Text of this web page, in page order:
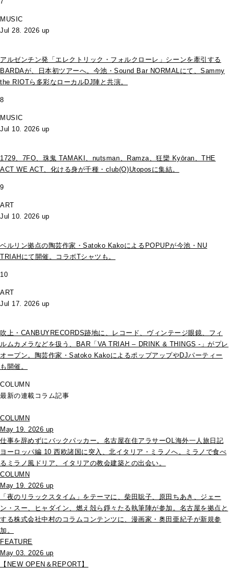
MUSIC
Jul 28. 2026 up
アルゼンチン発「エレクトリック・フォルクローレ」シーンを牽引する
BARDAが、日本初ツアーへ。今池・Sound Bar NORMALにて、Sammy
the RIOTら多彩なローカルDJ陣と共演。
8
MUSIC
Jul 10. 2026 up
1729、7FO、珠鬼 TAMAKI、nutsman、Ramza、狂欒 Kyōran、THE
ACT WE ACT、化ける身が千種・club(O)Utoposに集結。
9
ART
Jul 10. 2026 up
ベルリン拠点の陶芸作家・Satoko KakoによるPOPUPが今池・NU
TRIAHにて開催。コラボTシャツも。
10
ART
Jul 17. 2026 up
吹上・CANBUYRECORDS跡地に、レコード、ヴィンテージ眼鏡、フィ
ルムカメラなどを扱う、BAR「VA TRIAH – DRINK & THINGS -」がプレ
オープン。陶芸作家・Satoko KakoによるポップアップやDJパーティー
も開催。
COLUMN
最新の連載コラム記事
COLUMN
May 19. 2026 up
仕事を辞めずにバックパッカー。名古屋在住アラサーOL海外一人旅日記
ヨーロッパ編 10 西欧諸国に突入、北イタリア・ミラノへ。ミラノで食べ
るミラノ風ドリア、イタリアの教会建築との出会い。
COLUMN
May 19. 2026 up
「夜のリラックスタイム」をテーマに、柴田聡子、原田ちあき、ジェー
ン・スー、ヒャダイン、燃え殻ら錚々たる執筆陣が参加。名古屋を拠点と
する株式会社中村のコラムコンテンツに、漫画家・奥田亜紀子が新規参
加。
FEATURE
May 03. 2026 up
【NEW OPEN＆REPORT】